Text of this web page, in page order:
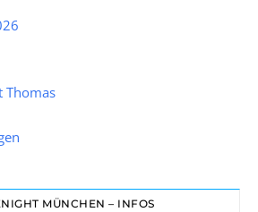
Thomas
MÜNCHEN – INFOS